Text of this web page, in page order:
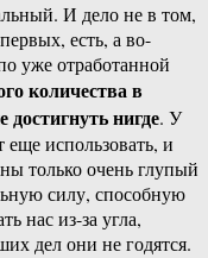
И дело не в том,
есть, а во-
уже отработанной
количества в
нигде. У
еще использовать, и
только очень глупый
силу, способную
нас из-за угла,
дел они не годятся.